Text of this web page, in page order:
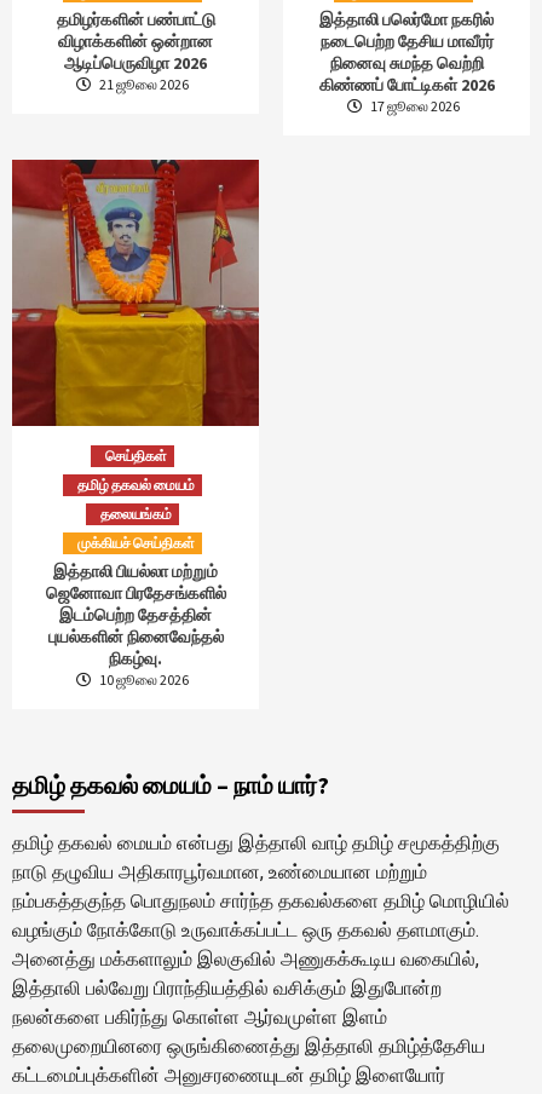
தமிழர்களின் பண்பாட்டு
விழாக்களின் ஒன்றான
ஆடிப்பெருவிழா 2026
21 ஜூலை 2026
இத்தாலி பலெர்மோ நகரில்
நடைபெற்ற தேசிய மாவீரர்
நினைவு சுமந்த வெற்றி
கிண்ணப் போட்டிகள் 2026
17 ஜூலை 2026
செய்திகள்
தமிழ் தகவல் மையம்
தலையங்கம்
முக்கியச் செய்திகள்
இத்தாலி பியல்லா மற்றும்
ஜெனோவா பிரதேசங்களில்
இடம்பெற்ற தேசத்தின்
புயல்களின் நினைவேந்தல்
நிகழ்வு.
10 ஜூலை 2026
தமிழ் தகவல் மையம் – நாம் யார்?
தமிழ் தகவல் மையம் என்பது இத்தாலி வாழ் தமிழ் சமூகத்திற்கு
நாடு தழுவிய அதிகாரபூர்வமான, உண்மையான மற்றும்
நம்பகத்தகுந்த பொதுநலம் சார்ந்த தகவல்களை தமிழ் மொழியில்
வழங்கும் நோக்கோடு உருவாக்கப்பட்ட ஒரு தகவல் தளமாகும்.
அனைத்து மக்களாலும் இலகுவில் அணுகக்கூடிய வகையில்,
இத்தாலி பல்வேறு பிராந்தியத்தில் வசிக்கும் இதுபோன்ற
நலன்களை பகிர்ந்து கொள்ள ஆர்வமுள்ள இளம்
தலைமுறையினரை ஒருங்கிணைத்து இத்தாலி தமிழ்த்தேசிய
கட்டமைப்புக்களின் அனுசரணையுடன் தமிழ் இளையோர்